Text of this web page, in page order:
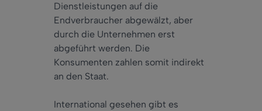
Dienstleistungen auf die
Endverbraucher abgewälzt, aber
durch die Unternehmen erst
abgeführt werden. Die
Konsumenten zahlen somit indirekt
an den Staat.
International gesehen gibt es